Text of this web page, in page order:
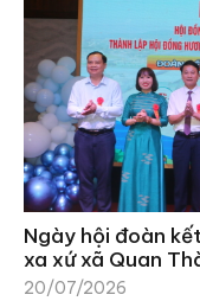
Ngày hội đoàn
xa xứ xã Quan
20/07/2026